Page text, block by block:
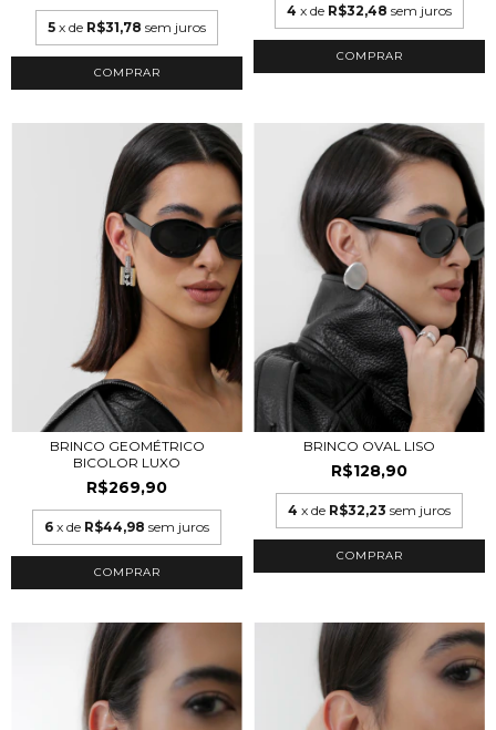
5 x de R$31,78 sem juros
4 x de R$32,48 sem juros
BRINCO GEOMÉTRICO
BICOLOR LUXO
R$269,90
6 x de R$44,98 sem juros
COMPRAR
BRINCO OVAL LISO
R$128,90
4 x de R$32,23 sem juros
COMPRAR